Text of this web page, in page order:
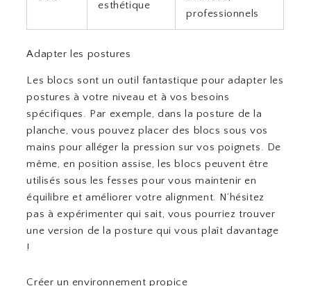
esthétique
professionnels
Adapter les postures
Les blocs sont un outil fantastique pour adapter les
postures à votre niveau et à vos besoins
spécifiques. Par exemple, dans la posture de la
planche, vous pouvez placer des blocs sous vos
mains pour alléger la pression sur vos poignets. De
même, en position assise, les blocs peuvent être
utilisés sous les fesses pour vous maintenir en
équilibre et améliorer votre alignment. N’hésitez
pas à expérimenter qui sait, vous pourriez trouver
une version de la posture qui vous plaît davantage
!
Créer un environnement propice